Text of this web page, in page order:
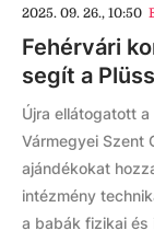
2025. 09. 26., 10:50
Fehérvári
segít a
Újra ellátogatott a
Vármegyei Szent
ajándékokat
intézmény
a babák fizikai és